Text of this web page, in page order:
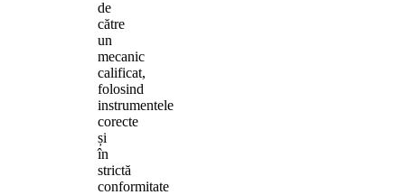
de
către
un
mecanic
calificat,
folosind
instrumentele
corecte
și
în
strictă
conformitate